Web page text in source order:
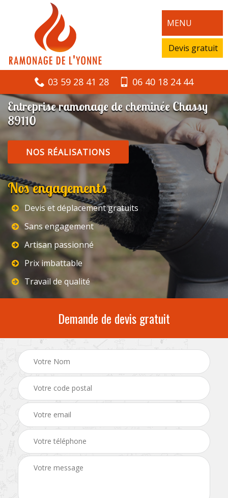
MENU
Devis gratuit
03 59 28 41 28 06 40 18 24 44
Entreprise ramonage de cheminée Chassy
89110
NOS RÉALISATIONS
Nos engagements
Devis et déplacement gratuits
Sans engagement
Artisan passionné
Prix imbattable
Travail de qualité
Demande de devis gratuit